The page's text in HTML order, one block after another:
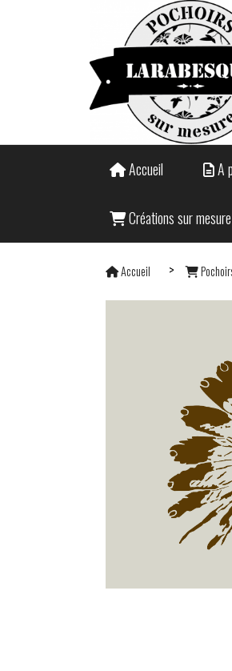
Accueil A
Créations sur mesure
Accueil